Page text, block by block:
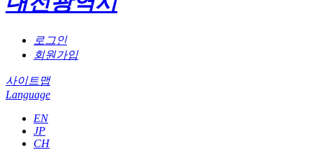
로그인
회원가입
사이트맵
Language
EN
JP
CH